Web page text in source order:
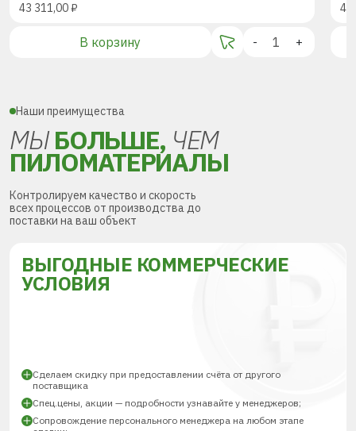
43 311,00₽
В корзину - +
43
Наши преимущества
МЫБОЛЬШЕ, ЧЕМ
ПИЛОМАТЕРИАЛЫ
Контролируем качество и скорость
всех процессов от производства до
поставки на ваш объект
ВЫГОДНЫЕ КОММЕРЧЕСКИЕ
УСЛОВИЯ
Сделаем скидку при предоставлении счёта от другого
поставщика
Спец.цены, акции — подробности узнавайте у менеджеров;
Сопровождение персонального менеджера на любом этапе